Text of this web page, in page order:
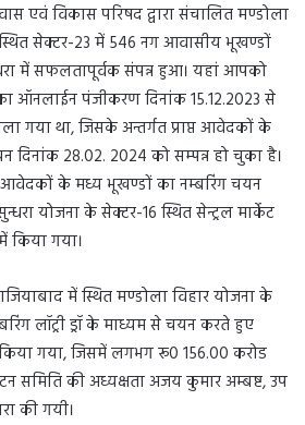
एवं विकास परिषद द्वारा संचालित मण्डोला
स्थित सेक्टर-23 में 546 नग आवासीय भूखण्डों
में सफलतापूर्वक संपन्न हुआ। यहां आपको
ऑनलाईन पंजीकरण दिनांक 15.12.2023 से
गया था, जिसके अन्तर्गत प्राप्त आवेदकों के
दिनांक 28.02. 2024 को सम्पन्न हो चुका है।
के मध्य भूखण्डों का नम्बरिंग चयन
योजना के सेक्टर-16 स्थित सेन्ट्रल मार्केट
किया गया।
में स्थित मण्डोला विहार योजना के
लॉट्री ड्रॉ के माध्यम से चयन करते हुए
गया, जिसमें लगभग रू0 156.00 करोड
समिति की अध्यक्षता अजय कुमार अम्बष्ट, उप
की गयी।